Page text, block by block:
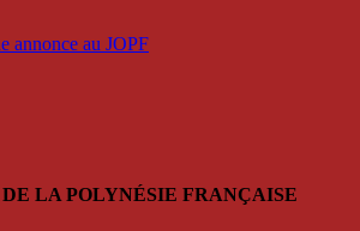
annonce au JOPF
LA POLYNÉSIE FRANÇAISE